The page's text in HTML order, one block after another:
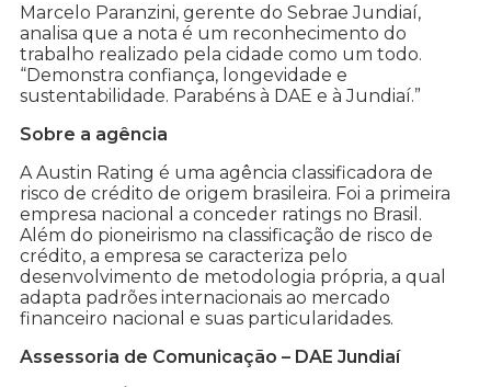
Marcelo Paranzini, gerente do Sebrae Jundiaí,
analisa que a nota é um reconhecimento do
trabalho realizado pela cidade como um todo.
“Demonstra confiança, longevidade e
sustentabilidade. Parabéns à DAE e à Jundiaí.”
Sobre a agência
A Austin Rating é uma agência classificadora de
risco de crédito de origem brasileira. Foi a primeira
empresa nacional a conceder ratings no Brasil.
Além do pioneirismo na classificação de risco de
crédito, a empresa se caracteriza pelo
desenvolvimento de metodologia própria, a qual
adapta padrões internacionais ao mercado
financeiro nacional e suas particularidades.
Assessoria de Comunicação – DAE Jundiaí